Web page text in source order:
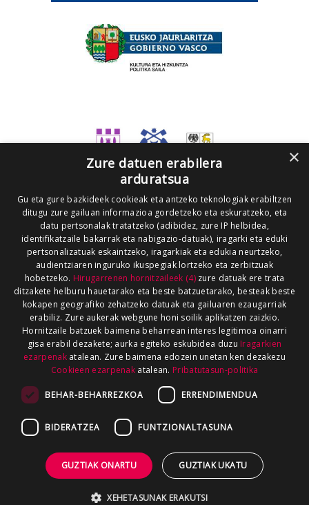
×
Zure datuen erabilera
arduratsua
Gu eta gure bazkideek cookieak eta antzeko teknologiak erabiltzen
ditugu zure gailuan informazioa gordetzeko eta eskuratzeko, eta
datu pertsonalak tratatzeko (adibidez, zure IP helbidea,
identifikatzaile bakarrak eta nabigazio-datuak), iragarki eta eduki
pertsonalizatuak eskaintzeko, iragarkiak eta edukia neurtzeko,
audientziaren inguruko ikuspegiak lortzeko eta zerbitzuak
hobetzeko. Hirugarrenen hornitzaileek (4)zure datuak ere trata
ditzakete helburu hauetarako eta beste batzuetarako, besteak beste
kokapen geografiko zehatzeko datuak eta gailuaren ezaugarriak
erabiliz. Zure aukerak webgune honi soilik aplikatzen zaizkio.
Hornitzaile batzuek baimena beharrean interes legitimoa oinarri
gisa erabil dezakete; aurka egiteko eskubidea duzu Iragarkien
ezarpenakatalean. Zure baimena edozein unetan ken dezakezu
Cookieen ezarpenak atalean. Pribatutasun-politika
BEHAR-BEHARREZKOA ERRENDIMENDUA
BIDERATZEA FUNTZIONALTASUNA
GUZTIAK ONARTU GUZTIAK UKATU
XEHETASUNAK ERAKUTSI